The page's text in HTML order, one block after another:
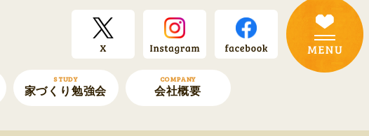
STUDY
家づくり勉強会
COMPANY
会社概要